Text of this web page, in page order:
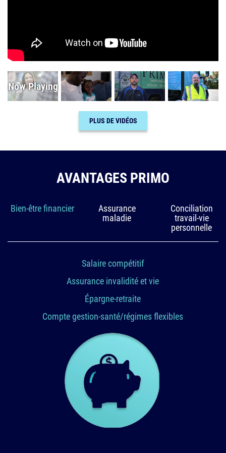
PLUS DE VIDÉOS
AVANTAGES PRIMO
Bien-être financier
Assurance
maladie
Conciliation
travail-vie
personnelle
Salaire compétitif
Assurance invalidité et vie
Épargne-retraite
Compte gestion-santé/régimes flexibles